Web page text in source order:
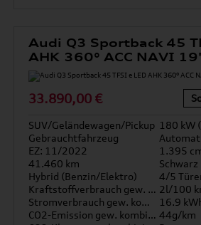
Audi Q3 Sportback 45
AHK 360° ACC NAVI
33.890,00 €
SUV/Geländewagen/Pickup 180 kW
Gebrauchtfahrzeug
EZ: 11/2022
1.395
41.460 km
Schwarz
Hybrid (Benzin/Elektro)
4/5
Kraftstoffverbrauch gew. kombiniert 2l/100
Stromverbrauch gew. kombiniert
16.9
CO2-Emission gew. kombiniert 44g/km